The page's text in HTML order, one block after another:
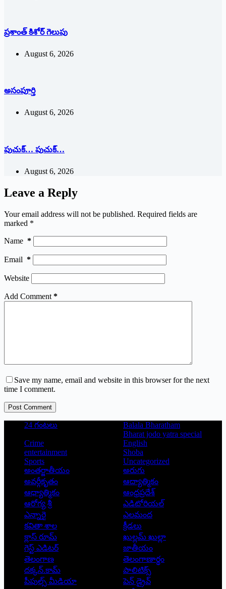
ప్రశాంత్‌ ‌కిశోర్‌ ‌గెలుపు
August 6, 2026
అసంపూర్తి
August 6, 2026
పుచుక్… పుచుక్…
August 6, 2026
Leave a Reply
Your email address will not be published. Required fields are
marked *
Name *
Email *
Website
Add Comment *
Save my name, email and website in this browser for the next
time I comment.
Post Comment
24 గంటలు
Balala Bharatham
Bharat jodo yatra special
Crime
English
entertainment
Shoba
Sports
Uncategorized
అంతర్జాతీయం
అరుగు
అవర్గీకృతం
ఆద్యాత్మికం
ఆధ్యాత్మికం
ఆంధ్రప్రదేశ్
ఆరోగ్య శ్రీ
ఎడిటోరియల్
ఎన్నారై
ఎలమంద
కవితా శాల
క్రీడలు
క్లాస్ రూమ్
ఖుల్లమ్ ఖుల్లా
గెస్ట్ ఎడిటర్
జాతీయం
తెలంగాణ
తెలంగాణార్థం
దక్కన్.కామ్
పాలిటిక్స్
పీపుల్స్ ‌మీడియా
పెన్ డ్రైవ్